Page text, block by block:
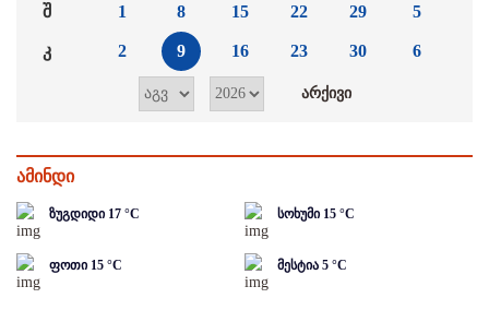
შ
კ
1
2
8
9
15
16
22
23
29
30
5
6
ამინდი
ზუგდიდი 17 °C სოხუმი 15 °C
ფოთი 15 °C მესტია 5 °C